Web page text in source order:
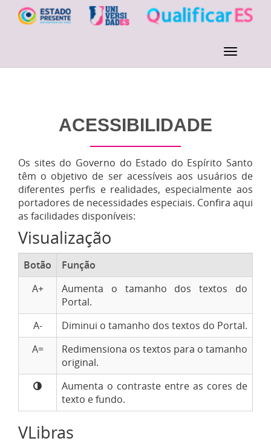
ACESSIBILIDADE
Os sites do Governo do Estado do Espírito Santo
têm o objetivo de ser acessíveis aos usuários de
diferentes perfis e realidades, especialmente aos
portadores de necessidades especiais. Confira aqui
as facilidades disponíveis:
Visualização
Botão
Função
A+
Aumenta o tamanho dos textos do
Portal.
A-
Diminui o tamanho dos textos do Portal.
A=
Redimensiona os textos para o tamanho
original.
Aumenta o contraste entre as cores de
texto e fundo.
VLibras